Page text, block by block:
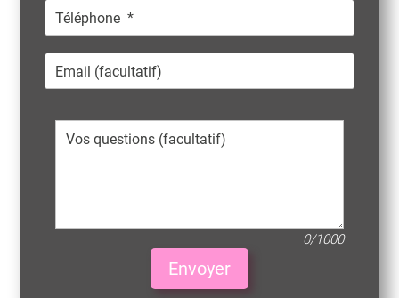
0/1000
Envoyer